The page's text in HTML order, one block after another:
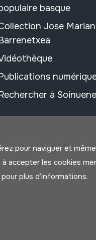
basque
Jose
à
pour naviguer et
à accepter les cookies
pour plus d’informations.